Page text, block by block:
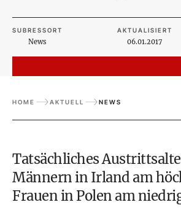
SUBRESSORT
News
AKTUALISIERT
06.01.2017
HOME AKTUELL NEWS
Tatsächliches
Männern in Irland am
Frauen in Polen am